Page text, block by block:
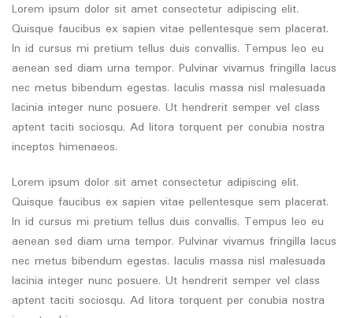
Lorem ipsum dolor sit amet consectetur adipiscing elit.
Quisque faucibus ex sapien vitae pellentesque sem placerat.
In id cursus mi pretium tellus duis convallis. Tempus leo eu
aenean sed diam urna tempor. Pulvinar vivamus fringilla lacus
nec metus bibendum egestas. Iaculis massa nisl malesuada
lacinia integer nunc posuere. Ut hendrerit semper vel class
aptent taciti sociosqu. Ad litora torquent per conubia nostra
inceptos himenaeos.
Lorem ipsum dolor sit amet consectetur adipiscing elit.
Quisque faucibus ex sapien vitae pellentesque sem placerat.
In id cursus mi pretium tellus duis convallis. Tempus leo eu
aenean sed diam urna tempor. Pulvinar vivamus fringilla lacus
nec metus bibendum egestas. Iaculis massa nisl malesuada
lacinia integer nunc posuere. Ut hendrerit semper vel class
aptent taciti sociosqu. Ad litora torquent per conubia nostra